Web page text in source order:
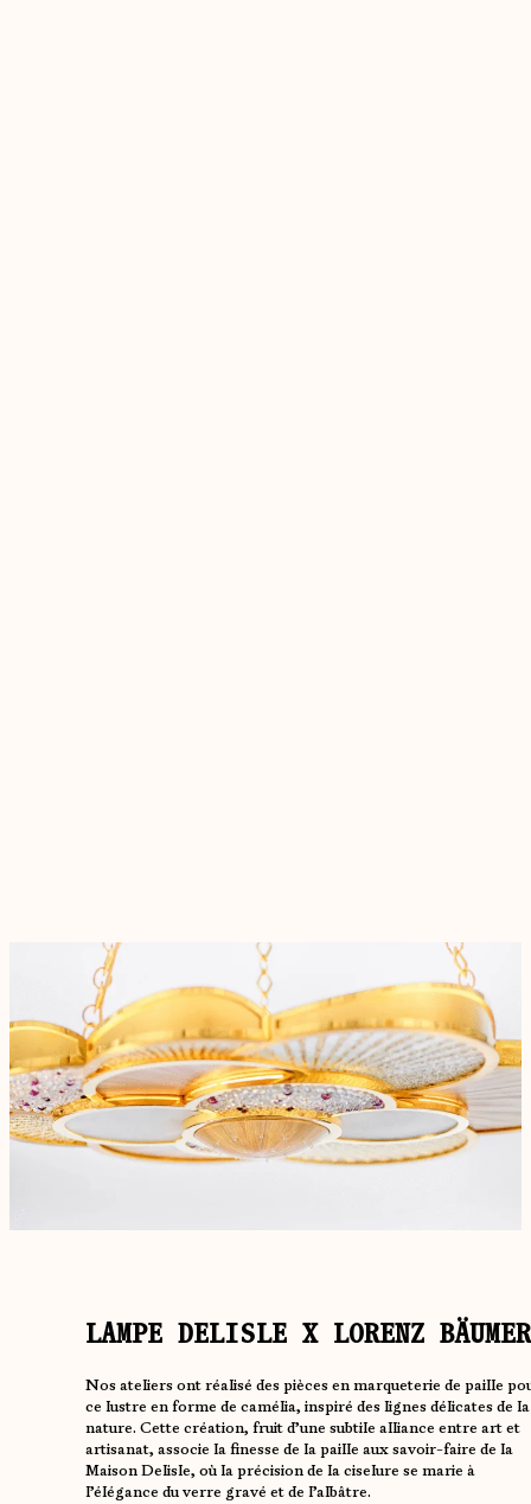
LAMPE DELISLE X LORENZ BÄUMER
Nos ateliers ont réalisé des pièces en marqueterie de paille
ce lustre en forme de camélia, inspiré des lignes délicates de la
nature. Cette création, fruit d’une subtile alliance entre art et
artisanat, associe la finesse de la paille aux savoir-faire de la
Maison Delisle, où la précision de la ciselure se marie à
l’élégance du verre gravé et de l’albâtre.